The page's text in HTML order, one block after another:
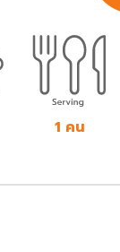
1 คน